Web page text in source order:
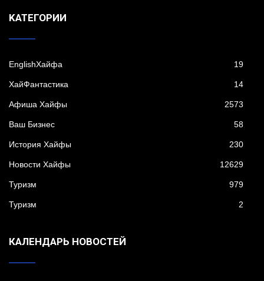
KАТЕГОРИИ
EnglishХайфа 19
XайФантастика 14
Афиша Хайфы 2573
Ваш Бизнес 58
История Хайфы 230
Новости Хайфы 12629
Туризм 979
Туризм 2
КАЛЕНДАРЬ НОВОСТЕЙ